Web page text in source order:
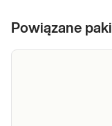
Powiązane